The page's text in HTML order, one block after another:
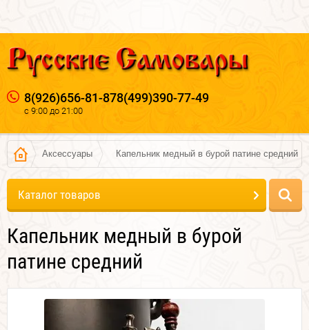
8(926)656-81-878(499)390-77-49
с 9:00 до 21:00
Аксессуары Капельник медный в бурой патине средний
Каталог товаров
Капельник медный в бурой
патине средний